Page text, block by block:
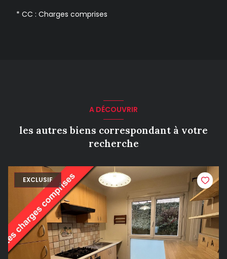
* CC : Charges comprises
A DÉCOUVRIR
les autres biens correspondant à votre
recherche
EXCLUSIF